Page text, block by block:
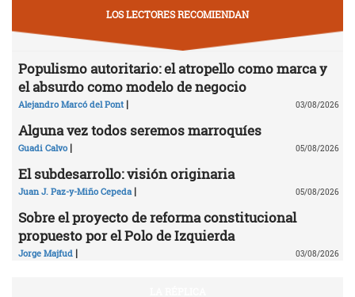
LOS LECTORES RECOMIENDAN
Populismo autoritario: el atropello como marca y
el absurdo como modelo de negocio
Alejandro Marcó del Pont | 03/08/2026
Alguna vez todos seremos marroquíes
Guadi Calvo | 05/08/2026
El subdesarrollo: visión originaria
Juan J. Paz-y-Miño Cepeda | 05/08/2026
Sobre el proyecto de reforma constitucional
propuesto por el Polo de Izquierda
Jorge Majfud | 03/08/2026